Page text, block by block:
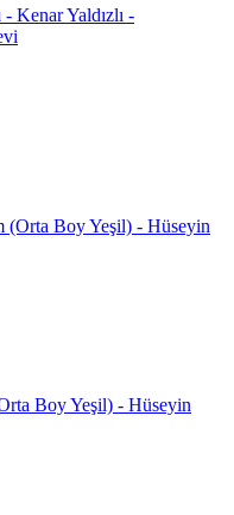
Kenar Yaldızlı -
Boy Yeşil) - Hüseyin